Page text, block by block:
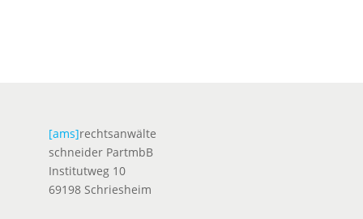
[ams]rechtsanwälte
schneider PartmbB
Institutweg 10
69198 Schriesheim